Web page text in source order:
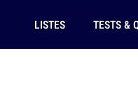
LISTES TESTS &